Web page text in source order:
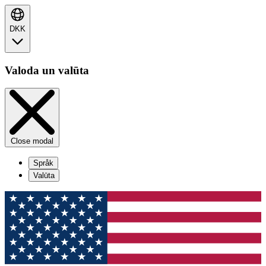
DKK
Valoda un valūta
Close modal
Språk
Valūta